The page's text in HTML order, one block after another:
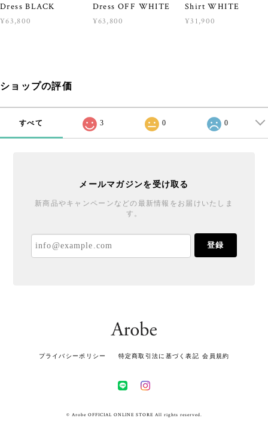
Dress BLACK
¥63,800
Dress OFF WHITE
¥63,800
Shirt WHITE
¥31,900
ショップの評価
すべて 3 0 0
メールマガジンを受け取る
新商品やキャンペーンなどの最新情報をお届けいたしま
す。
登録
プライバシーポリシー 特定商取引法に基づく表記 会員規約
© Arobe OFFICIAL ONLINE STORE All rights reserved.